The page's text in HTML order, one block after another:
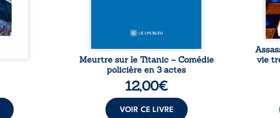
Meurtre sur le Titanic – Comédie
policière en 3 actes
12,00€
VOIR CE LIVRE
vie